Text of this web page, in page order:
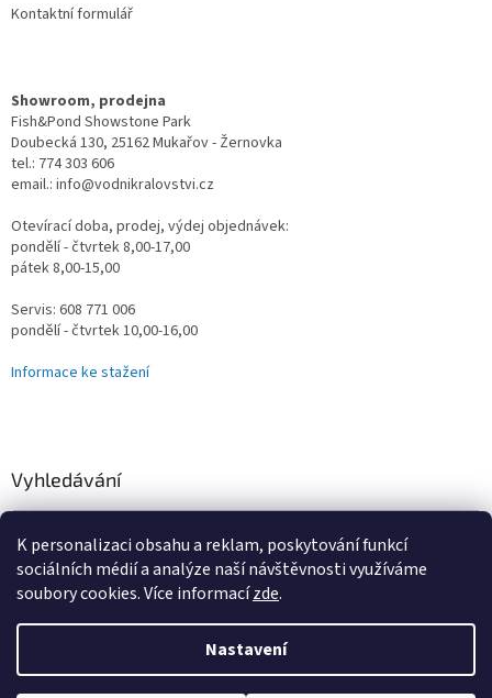
K personalizaci obsahu a reklam, poskytování funkcí
sociálních médií a analýze naší návštěvnosti využíváme
soubory cookies. Více informacízde.
Nastavení
Omlouváme se za určité komplikace s naším e-shopem, vzniklé
Kontaktní formulář
Showroom, prodejna
Fish&Pond Showstone Park
Doubecká 130, 25162 Mukařov - Žernovka
tel.: 774 303 606
email.: info@vodnikralovstvi.cz
Otevírací doba, prodej, výdej objednávek:
pondělí - čtvrtek 8,00-17,00
pátek 8,00-15,00
Servis: 608 771 006
pondělí - čtvrtek 10,00-16,00
Informace ke stažení
Vyhledávání
HLEDAT